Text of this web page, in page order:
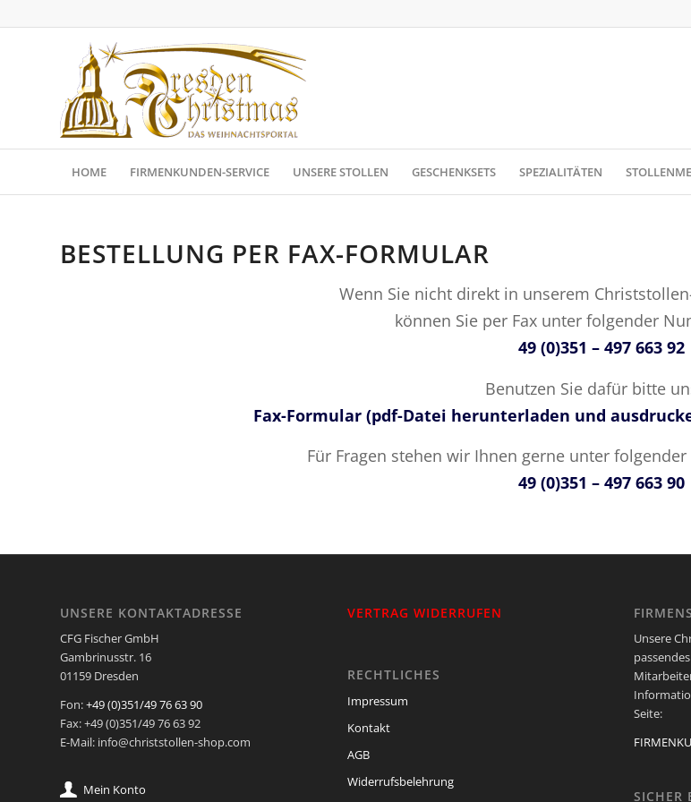
HOME FIRMENKUNDEN-SERVICE UNSERE STOLLEN GESCHENKSETS SPEZIALITÄTEN
BESTELLUNG PER FAX-FORMULAR
Wenn Sie nicht direkt in unserem
können Sie per Fax unter folgender
49 (0)351 – 497 663 92
Benutzen Sie dafür bitte
Fax-Formular (pdf-Datei herunterladen und
Für Fragen stehen wir Ihnen gerne unter
49 (0)351 – 497 663 90
UNSERE KONTAKTADRESSE
CFG Fischer GmbH
Gambrinusstr. 16
01159 Dresden
Fon:+49 (0)351/49 76 63 90
Fax: +49 (0)351/49 76 63 92
E-Mail: info@christstollen-shop.com
Mein Konto
VERTRAG WIDERRUFEN
RECHTLICHES
Impressum
Kontakt
AGB
Widerrufsbelehrung
Unsere
Seite:
SICHER